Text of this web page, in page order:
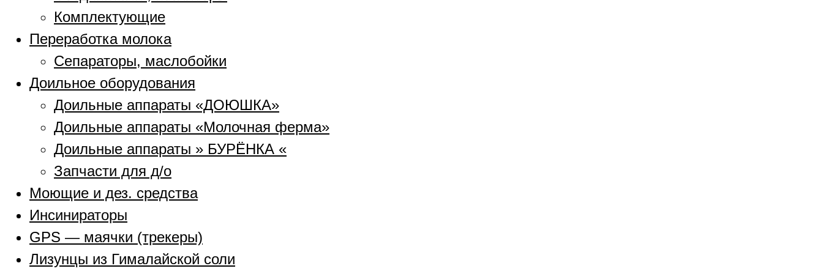
Комплектующие
Переработка молока
Сепараторы, маслобойки
Доильное оборудования
Доильные аппараты «ДОЮШКА»
Доильные аппараты «Молочная ферма»
Доильные аппараты » БУРЁНКА «
Запчасти для д/о
Моющие и дез. средства
Инсинираторы
GPS — маячки (трекеры)
Лизунцы из Гималайской соли